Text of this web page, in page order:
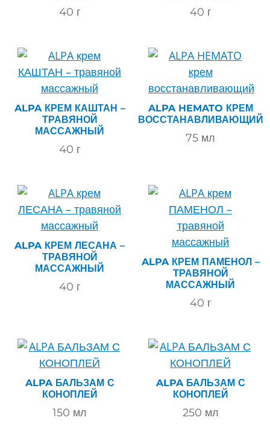
40 г 40 г
ALPA КРЕМ КАШТАН –
ТРАВЯНОЙ
МАССАЖНЫЙ
40 г
ALPA HEMATO КРЕМ
ВОССТАНАВЛИВАЮЩИЙ
75 мл
ALPA КРЕМ ЛЕСАНА –
ТРАВЯНОЙ
МАССАЖНЫЙ
40 г
ALPA КРЕМ ПАМЕНОЛ –
ТРАВЯНОЙ
МАССАЖНЫЙ
40 г
ALPA БАЛЬЗАМ С
КОНОПЛЕЙ
150 мл
ALPA БАЛЬЗАМ С
КОНОПЛЕЙ
250 мл